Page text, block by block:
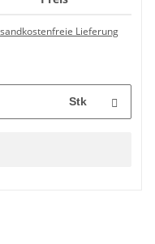
Lieferung
Stk